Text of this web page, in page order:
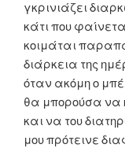
γκρινιάζει
κάτι που
κοιμάται
διάρκεια της
όταν ακόμη ο
θα μπορούσα να
και να του
μου πρότεινε